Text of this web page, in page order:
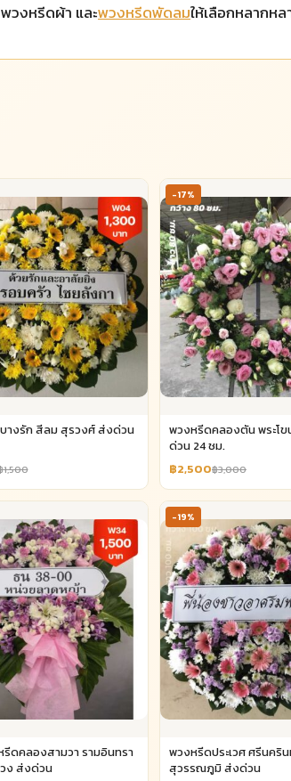
วงหรีดผ้า และพวงหรีดพัดลมให้เลือกหลากห
างรัก สีลม สุรวงศ์ ส่งด่วน
1,500
-17%
พวงหรีดคลองตัน พระโข
ด่วน 24 ชม.
฿2,500฿3,000
รีดคลองสามวา รามอินทรา
ง ส่งด่วน
-19%
พวงหรีดประเวศ ศรีนคริ
สุวรรณภูมิ ส่งด่วน